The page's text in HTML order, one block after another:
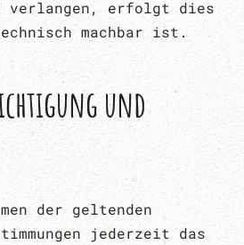
verlangen, erfolgt dies
machbar ist.
und
der geltenden
jederzeit das